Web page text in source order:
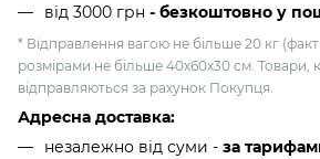
від 3000 грн - безкоштовно у
* Відправлення вагою не більше 20 кг
розмірами не більше 40х60х30 см. Товари,
відправляються за рахунок Покупця.
Адресна доставка:
незалежно від суми - за